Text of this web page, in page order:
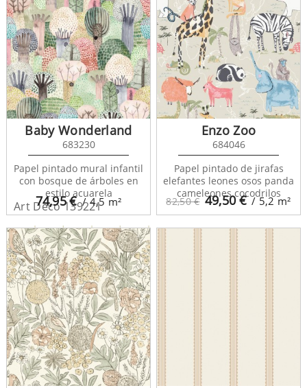
Art Deco 139221
74,95€ / 4,5m²
Baby Wonderland
683230
Papel pintado mural infantil
con bosque de árboles en
estilo acuarela
82,50 € 49,50€ / 5,2m²
Enzo Zoo
684046
Papel pintado de jirafas
elefantes leones osos panda
cameleones cocodrilos